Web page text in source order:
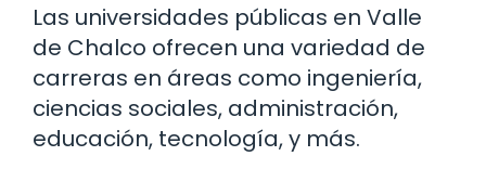
Las universidades públicas en Valle
de Chalco ofrecen una variedad de
carreras en áreas como ingeniería,
ciencias sociales, administración,
educación, tecnología, y más.